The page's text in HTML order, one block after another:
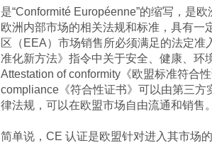
是“Conformité Européenne”的缩写，是
欧洲内部市场的相关法规和标准，具有
区（EEA）市场销售所必须满足的法定
准化新方法》指令中关于安全、健康、环
Attestation of conformity《欧盟标准符合
compliance《符合性证书》可以由第三
律法规，可以在欧盟市场自由流通和销售
简单说，CE 认证是欧盟针对进入其市场